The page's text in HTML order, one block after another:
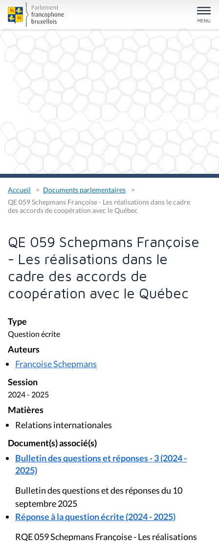
Accueil
Documents parlementaires
QE 059 Schepmans Françoise - Les réalisations dans le cadre
des accords de coopération avec le Québec
QE 059 Schepmans Françoise
- Les réalisations dans le
cadre des accords de
coopération avec le Québec
Type
Question écrite
Auteurs
Françoise Schepmans
Session
2024 - 2025
Matières
Relations internationales
Document(s) associé(s)
Bulletin des questions et réponses - 3 (2024 -
2025)
Bulletin des questions et des réponses du 10
septembre 2025
Réponse à la question écrite (2024 - 2025)
RQE 059 Schepmans Françoise - Les réalisations